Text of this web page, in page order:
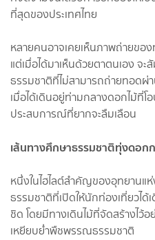
ที่สุดของประเทศไทย
หลายคนอาจเคยเห็นภาพถ่ายขอ
แต่เมื่อได้มาเห็นด้วยตาตนเอง จ
ธรรมชาติที่ไม่สามารถถ่ายทอด
เมื่อได้เดินอยู่ท่ามกลางดอกไม้ที่โ
ประสบการณ์ที่ยากจะลืมเลือน
เส้นทางศึกษาธรรมชาติทุ่งดอกก
หนึ่งในไฮไลต์สำคัญของอุทยานแ
ธรรมชาติที่เปิดให้นักท่องเที่ยวได้
ชิด โดยมีทางเดินไม้ที่จัดสร้างไว้
เหยียบย่ำพืชพรรณธรรมชาติ